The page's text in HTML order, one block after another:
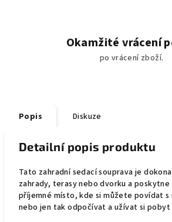
Okamžité vrácení
po vrácení zboží.
Popis Diskuze
Detailní popis produktu
Tato zahradní sedací souprava je
zahrady, terasy nebo dvorku a poskytne
příjemné místo, kde si můžete povídat
nebo jen tak odpočívat a užívat si pobyt